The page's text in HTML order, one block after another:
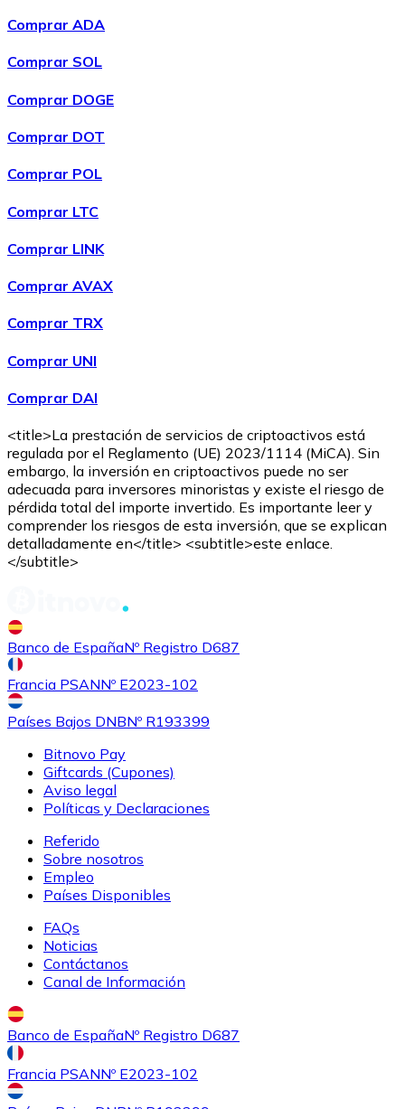
Comprar ADA
Comprar SOL
Comprar DOGE
Comprar DOT
Comprar POL
Comprar LTC
Comprar LINK
Comprar AVAX
Comprar TRX
Comprar UNI
Comprar DAI
<title>La prestación de servicios de criptoactivos está
regulada por el Reglamento (UE) 2023/1114 (MiCA). Sin
embargo, la inversión en criptoactivos puede no ser
adecuada para inversores minoristas y existe el riesgo de
pérdida total del importe invertido. Es importante leer y
comprender los riesgos de esta inversión, que se explican
detalladamente en</title> <subtitle>este enlace.
</subtitle>
Banco de EspañaNº Registro D687
Francia PSANNº E2023-102
Países Bajos DNBNº R193399
Bitnovo Pay
Giftcards (Cupones)
Aviso legal
Políticas y Declaraciones
Referido
Sobre nosotros
Empleo
Países Disponibles
FAQs
Noticias
Contáctanos
Canal de Información
Banco de EspañaNº Registro D687
Francia PSANNº E2023-102